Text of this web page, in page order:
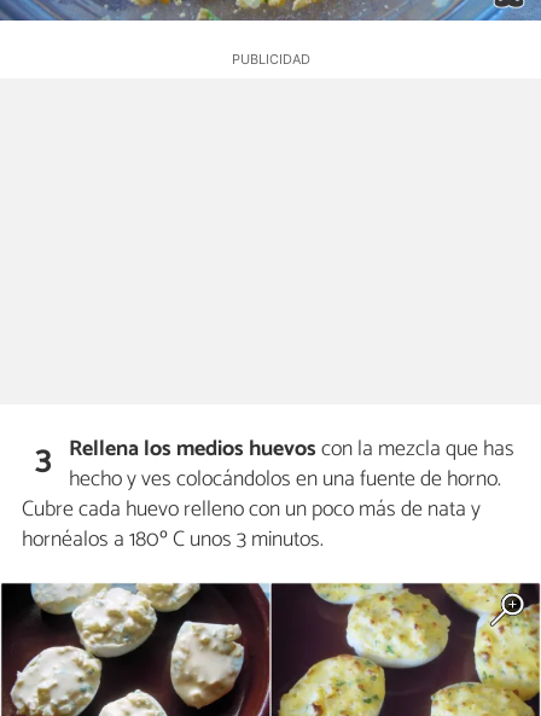
3 Rellena los medios huevoscon la mezcla que has
hecho y ves colocándolos en una fuente de horno.
Cubre cada huevo relleno con un poco más de nata y
hornéalos a 180º C unos 3 minutos.